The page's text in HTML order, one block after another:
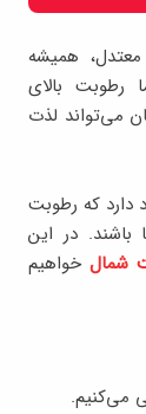
همیشه
رطوبت بالای
می‌تواند لذت
دارد که رطوبت
باشند. در این
شمالخواهیم
می‌کنیم.